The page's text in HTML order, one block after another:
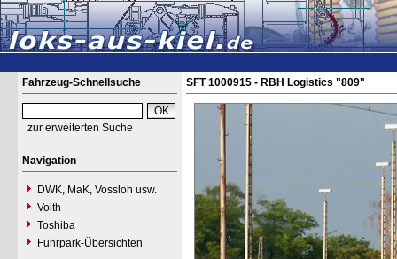
Fahrzeug-Schnellsuche
zur erweiterten Suche
Navigation
DWK, MaK, Vossloh usw.
Voith
Toshiba
Fuhrpark-Übersichten
SFT 1000915 - RBH Logistics "809"